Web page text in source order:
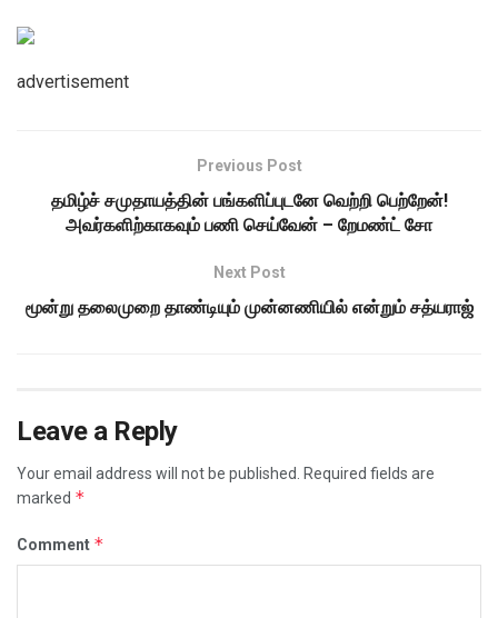
advertisement
Previous Post
தமிழ்ச் சமுதாயத்தின் பங்களிப்புடனே வெற்றி பெற்றேன்!
அவர்களிற்காகவும் பணி செய்வேன் – றேமண்ட் சோ
Next Post
மூன்று தலைமுறை தாண்டியும் முன்னணியில் என்றும் சத்யராஜ்
Leave a Reply
Your email address will not be published.
Required fields are
marked *
Comment *